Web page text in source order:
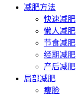
减肥方法
快速减肥
懒人减肥
节食减肥
经期减肥
产后减肥
局部减肥
瘦脸